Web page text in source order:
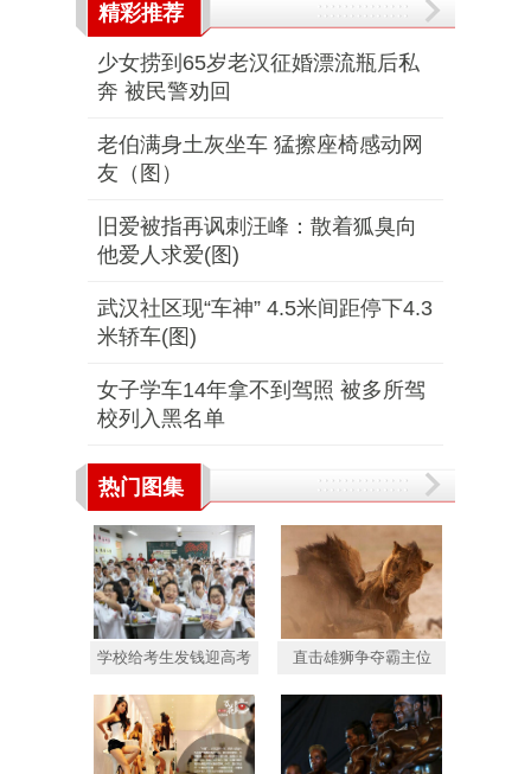
精彩推荐
少女捞到65岁老汉征婚漂流瓶后私
奔 被民警劝回
老伯满身土灰坐车 猛擦座椅感动网
友（图）
旧爱被指再讽刺汪峰：散着狐臭向
他爱人求爱(图)
武汉社区现“车神” 4.5米间距停下4.3
米轿车(图)
女子学车14年拿不到驾照 被多所驾
校列入黑名单
热门图集
学校给考生发钱迎高考 直击雄狮争夺霸主位